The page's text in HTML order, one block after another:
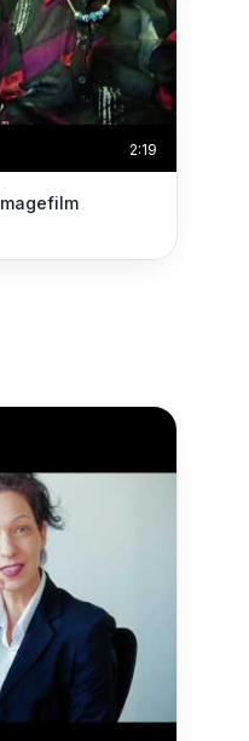
2:19
AWO Johannes Rau Haus in Kerpen Imagefilm